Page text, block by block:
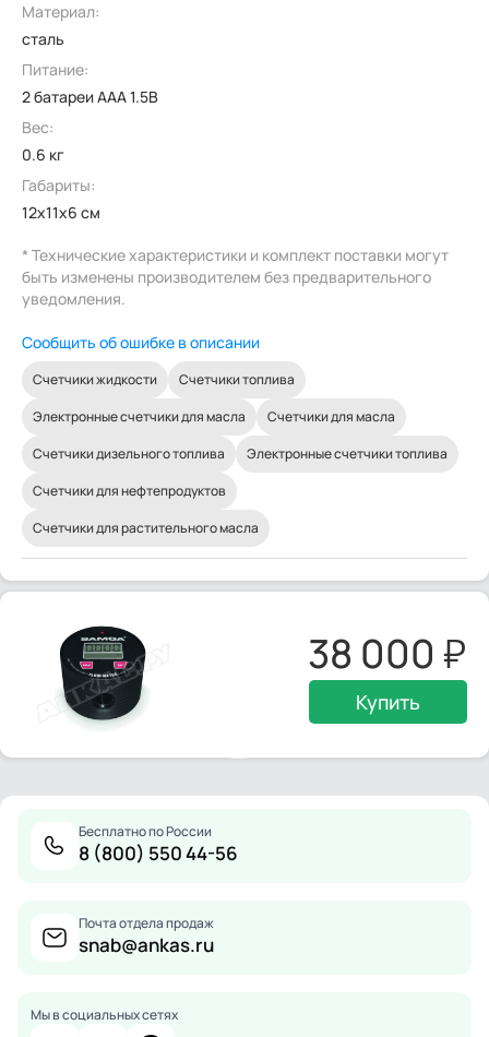
Материал:
сталь
Питание:
2 батареи AAA 1.5В
Вес:
0.6 кг
Габариты:
12x11x6 см
* Технические характеристики и комплект поставки могут
быть изменены производителем без предварительного
уведомления.
Сообщить об ошибке в описании
Счетчики жидкости
Счетчики топлива
Электронные счетчики для масла
Счетчики для масла
Счетчики дизельного топлива
Электронные счетчики топлива
Счетчики для нефтепродуктов
Счетчики для растительного масла
38 000
Купить
Бесплатно по России
8 (800) 550 44-56
Почта отдела продаж
snab@ankas.ru
Мы в социальных сетях